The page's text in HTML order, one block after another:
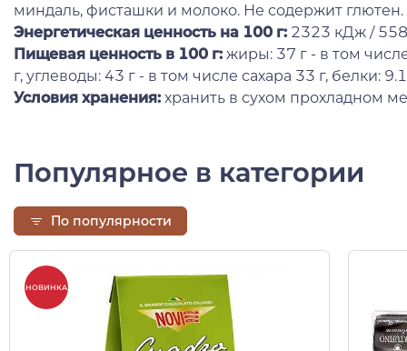
миндаль, фисташки и молоко. Не содержит глютен.
Энергетическая ценность на 100 г: 2323 кДж /
Пищевая ценность в 100 г: жиры: 37 г - в том
г, углеводы: 43 г - в том числе сахара 33 г, белки:
Условия хранения: хранить в сухом прохладном
Популярное в категории
По популярности
НОВИНКА